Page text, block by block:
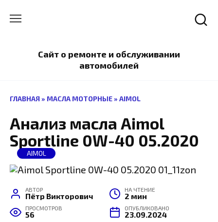
содержанию
Сайт о ремонте и обслуживании
автомобилей
ГЛАВНАЯ » МАСЛА МОТОРНЫЕ » AIMOL
Анализ масла Aimol
Sportline 0W-40 05.2020
AIMOL
АВТОР
Пётр Викторович
НА ЧТЕНИЕ
2 мин
ПРОСМОТРОВ
56
ОПУБЛИКОВАНО
23.09.2024